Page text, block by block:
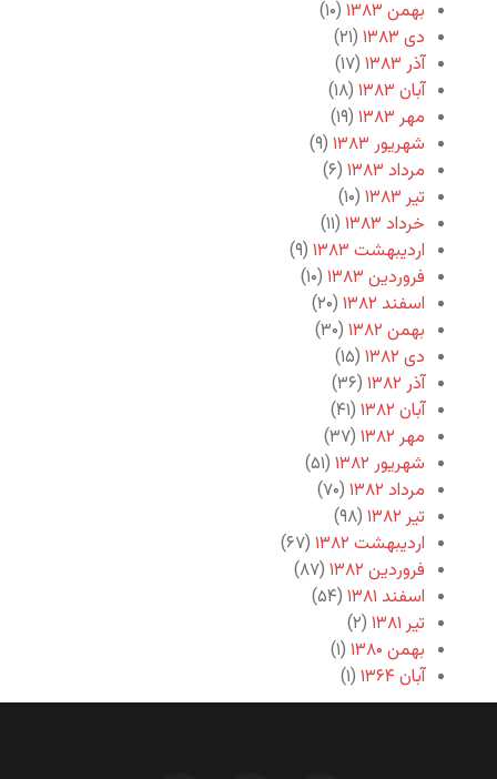
بهمن ۱۳۸۳
(۱۰)
دی ۱۳۸۳
(۲۱)
آذر ۱۳۸۳
(۱۷)
آبان ۱۳۸۳
(۱۸)
مهر ۱۳۸۳
(۱۹)
شهریور ۱۳۸۳
(۹)
مرداد ۱۳۸۳
(۶)
تیر ۱۳۸۳
(۱۰)
خرداد ۱۳۸۳
(۱۱)
اردیبهشت ۱۳۸۳
(۹)
فروردین ۱۳۸۳
(۱۰)
اسفند ۱۳۸۲
(۲۰)
بهمن ۱۳۸۲
(۳۰)
دی ۱۳۸۲
(۱۵)
آذر ۱۳۸۲
(۳۶)
آبان ۱۳۸۲
(۴۱)
مهر ۱۳۸۲
(۳۷)
شهریور ۱۳۸۲
(۵۱)
مرداد ۱۳۸۲
(۷۰)
تیر ۱۳۸۲
(۹۸)
اردیبهشت ۱۳۸۲
(۶۷)
فروردین ۱۳۸۲
(۸۷)
اسفند ۱۳۸۱
(۵۴)
تیر ۱۳۸۱
(۲)
بهمن ۱۳۸۰
(۱)
آبان ۱۳۶۴
(۱)